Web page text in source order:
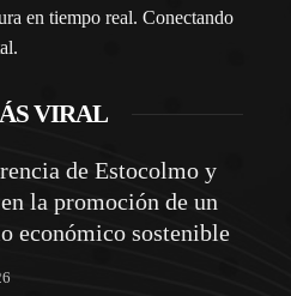
en tiempo real. Conectando
VIRAL
de Estocolmo y
la promoción de un
económico sostenible